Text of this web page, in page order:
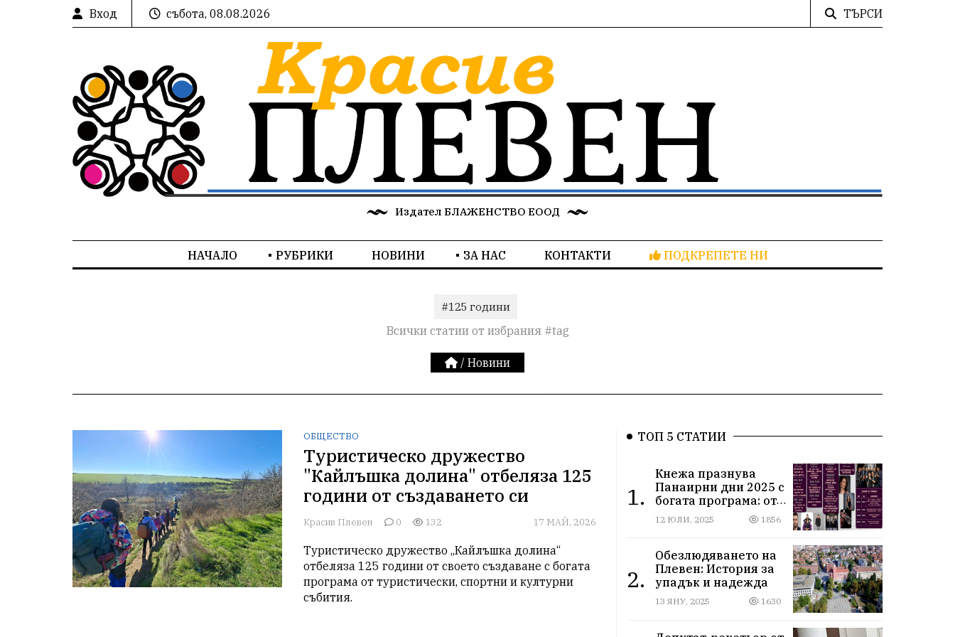
Вход събота, 08.08.2026 ТЪРСИ
Издател БЛАЖЕНСТВО ЕООД
НАЧАЛО РУБРИКИ НОВИНИ ЗА НАС КОНТАКТИ ПОДКРЕПЕТЕ НИ
#125 години
Всички статии от избрания #tag
/ Новини
ОБЩЕСТВО
Туристическо дружество
"Кайлъшка долина" отбеляза 125
години от създаването си
Красив Плевен 0 132 17 МАЙ, 2026
Туристическо дружество „Кайлъшка долина“
отбеляза 125 години от своето създаване с богата
програма от туристически, спортни и културни
събития.
ТОП 5 СТАТИИ
1.
Кнежа празнува
Панаирни дни 2025 с
богата програма: от
спортни турнири до
концерти под
12 ЮЛИ, 2025 1856
2.
Обезлюдяването на
Плевен: История за
упадък и надежда
13 ЯНУ, 2025 1630